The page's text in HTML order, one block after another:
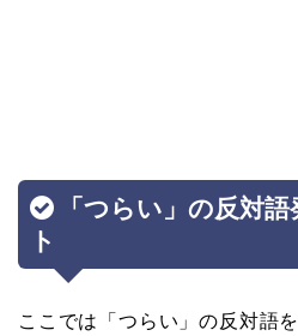
「つらい」の反対
ト
ここでは「つらい」の反対語